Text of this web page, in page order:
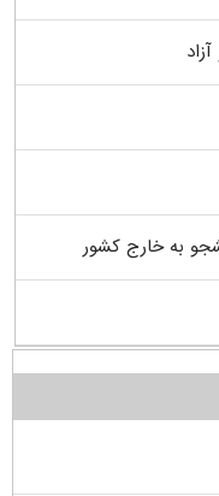
به خارج کشور